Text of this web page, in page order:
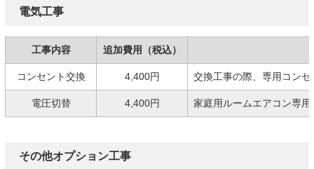
電気工事
工事内容 追加費用（税込）
コンセント交換 4,400円 交換工事の際、専用コン
電圧切替 4,400円 家庭用ルームエアコン専
その他オプション工事